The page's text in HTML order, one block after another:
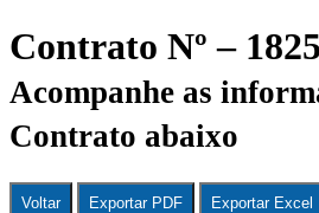
Contrato Nº –
Acompanhe as
Contrato abaixo
Voltar Exportar PDF Exportar Excel